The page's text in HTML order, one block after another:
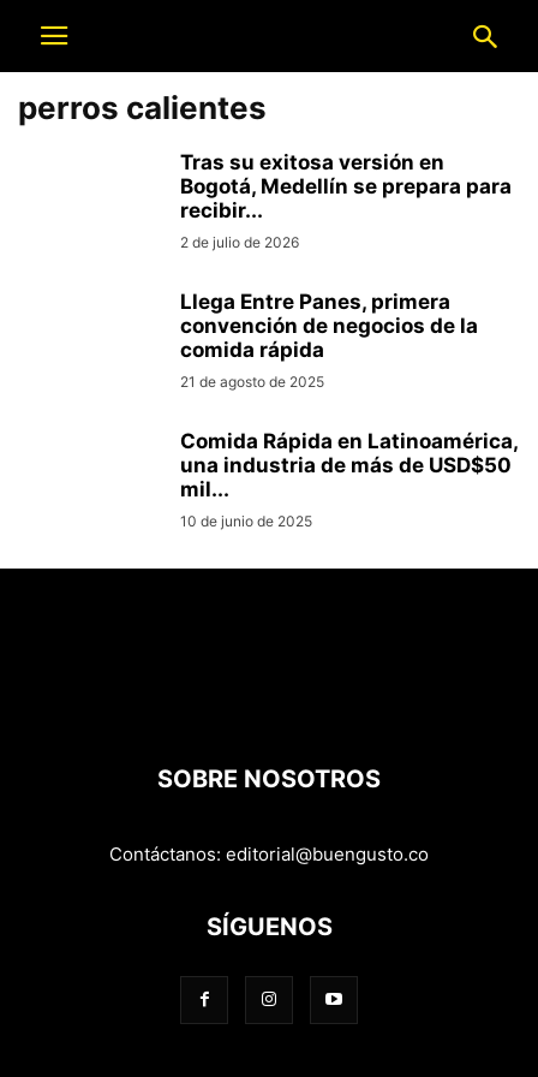
perros calientes
Tras su exitosa versión en
Bogotá, Medellín se prepara para
recibir...
2 de julio de 2026
Llega Entre Panes, primera
convención de negocios de la
comida rápida
21 de agosto de 2025
Comida Rápida en Latinoamérica,
una industria de más de USD$50
mil...
10 de junio de 2025
SOBRE NOSOTROS
Contáctanos: editorial@buengusto.co
SÍGUENOS